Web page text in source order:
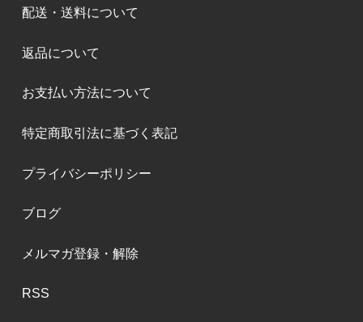
配送・送料について
返品について
お支払い方法について
特定商取引法に基づく表記
プライバシーポリシー
ブログ
メルマガ登録・解除
RSS